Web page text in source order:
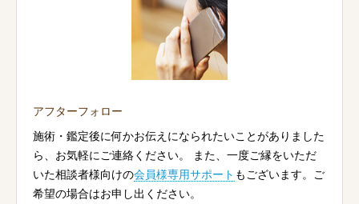
アフターフォロー
施術・鑑定後に何かお伝えになられたいことがありました
ら、お気軽にご連絡ください。 また、一度ご縁をいただ
いた相談者様向けの会員様専用サポート もございます。ご
希望の場合はお申し出ください。